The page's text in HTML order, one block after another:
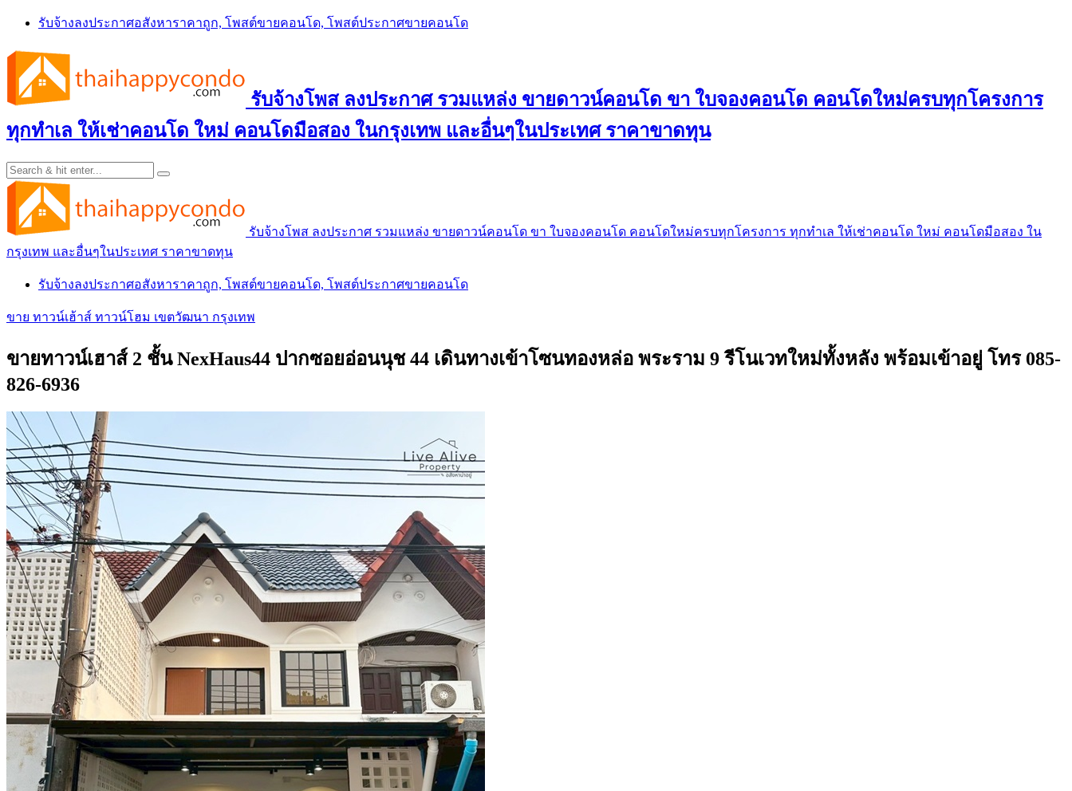
Skip
content
รับจ้างลงประกาศอสังหาราคาถูก, โพสต์ขายคอนโด, โพสต์ประกาศขายคอนโด
รับจ้างโพส ลงประกาศ รวมแหล่ง ขายดาวน์คอนโด ขา ใบจองคอนโด คอนโดใหม่ครบทุกโครงการ
ทุกทำเล ให้เช่าคอนโด ใหม่ คอนโดมือสอง ในกรุงเทพ และอื่นๆในประเทศ ราคาขาดทุน
รับจ้างโพส ลงประกาศ รวมแหล่ง ขายดาวน์คอนโด ขา ใบจองคอนโด คอนโดใหม่ครบทุกโครงการ ทุกทำเล ให้เช่าคอนโด ใหม่ คอนโดมือสอง ใน
กรุงเทพ และอื่นๆในประเทศ ราคาขาดทุน
รับจ้างลงประกาศอสังหาราคาถูก, โพสต์ขายคอนโด, โพสต์ประกาศขายคอนโด
ขาย ทาวน์เฮ้าส์ ทาวน์โฮม เขตวัฒนา กรุงเทพ
ขายทาวน์เฮาส์ 2 ชั้น NexHaus44 ปากซอยอ่อนนุช 44 เดินทางเข้าโซนทองหล่อ พระราม 9 รีโนเวทใหม่ทั้งหลัง พร้อมเข้าอยู่ โทร 085-
826-6936